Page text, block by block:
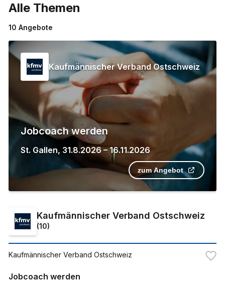
Alle Themen
10 Angebote
Kaufmännischer Verband Ostschweiz
Jobcoach werden
St. Gallen, 31.8.2026 –16.11.2026
zum Angebot
Kaufmännischer Verband Ostschweiz
(10)
Kaufmännischer Verband Ostschweiz
Jobcoach werden